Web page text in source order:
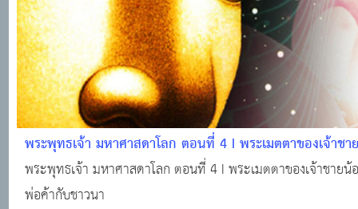
พระพุทธเจ้า มหาศาสดาโลก ตอนที่ 4 I พระเมตตาของเจ้าช
ในคดีพ่อค้ากับชาวนา
พระพุทธเจ้า มหาศาสดาโลก ตอนที่ 4 I พระเมตตาของเจ้าชาย
พ่อค้ากับชาวนา